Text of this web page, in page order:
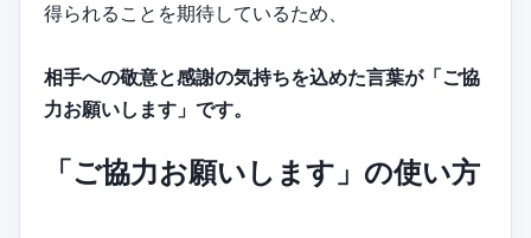
得られることを期待しているため、
相手への敬意と感謝の気持ちを込めた言葉が「ご協
力お願いします」です。
「ご協力お願いします」の使い方